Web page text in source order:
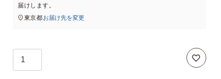
届けします。
東京都お届け先を変更